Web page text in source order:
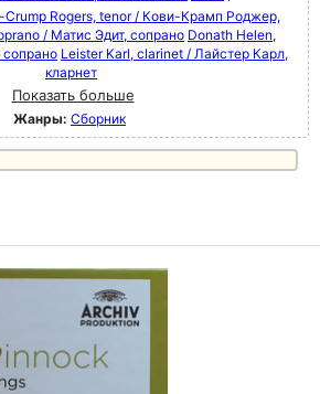
Rogers, tenor / Кови-Крамп Роджер,
/ Матис Эдит, сопрано Donath Helen,
сопрано Leister Karl, clarinet / Лайстер Карл,
кларнет
Показать больше
Жанры: Сборник